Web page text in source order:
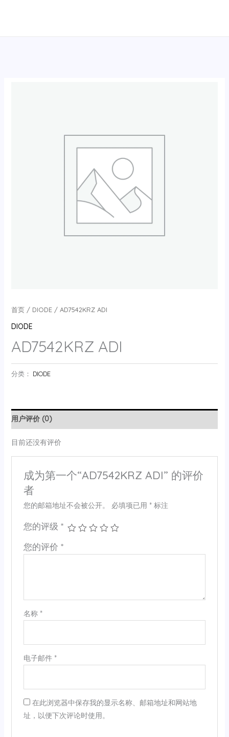
首页/ DIODE/ AD7542KRZ ADI
DIODE
AD7542KRZ ADI
分类： DIODE
用户评价 (0)
目前还没有评价
成为第一个“AD7542KRZ ADI” 的评价
者
您的邮箱地址不会被公开。 必填项已用 *标注
您的评级 *
您的评价 *
名称 *
电子邮件 *
在此浏览器中保存我的显示名称、邮箱地址和网站地
址，以便下次评论时使用。